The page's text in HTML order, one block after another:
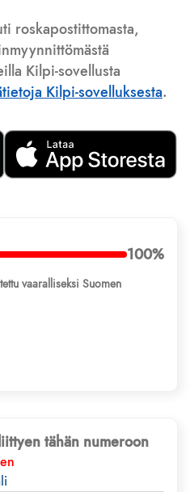
roskapostittomasta,
Kilpi-sovellusta
Kilpi-sovelluksesta.
100%
vaaralliseksi Suomen
tähän numeroon